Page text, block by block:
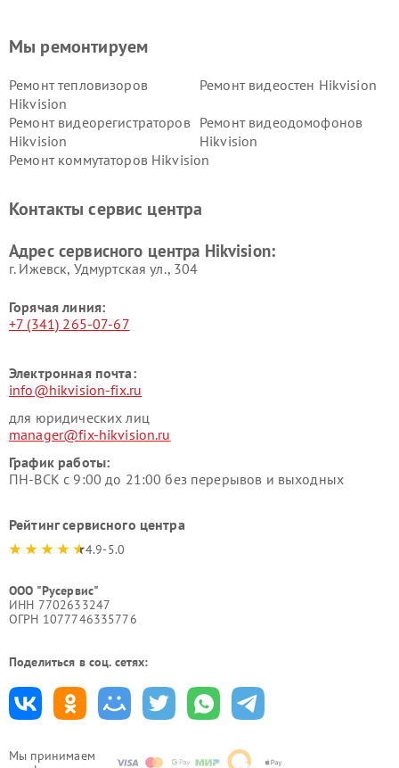
Мы принимаем
Мы ремонтируем
Ремонт тепловизоров
Hikvision
Ремонт видеостен Hikvision
Ремонт видеорегистраторов
Hikvision
Ремонт видеодомофонов
Hikvision
Ремонт коммутаторов Hikvision
Контакты сервис центра
Адрес сервисного центра Hikvision:
г. Ижевск, Удмуртская ул., 304
Горячая линия:
+7 (341) 265-07-67
Электронная почта:
info@hikvision-fix.ru
для юридических лиц
manager@fix-hikvision.ru
График работы:
ПН-ВСК с 9:00 до 21:00 без перерывов и выходных
Рейтинг сервисного центра
4.9-5.0
ООО "Русервис"
ИНН 7702633247
ОГРН 1077746335776
Поделиться в соц. сетях: